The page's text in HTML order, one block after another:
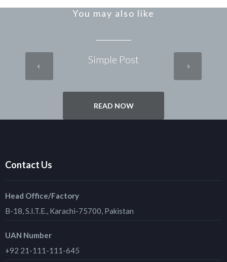
You may also like
Simple Post
READ NOW
Contact Us
Head Office/Factory
B-18, S.I.T.E., Karachi-75700, Pakistan
UAN Number
+92 21-111-111-645